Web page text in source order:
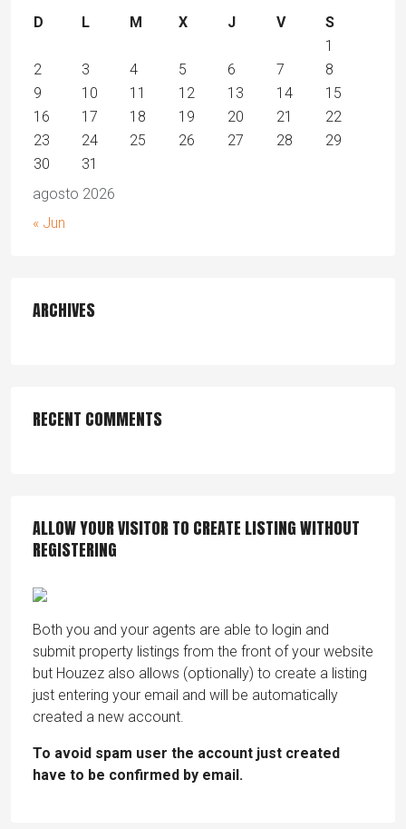
agosto 2026
D L M X J V
S
1
2
3 4 5 6 7
8
9
10 11 12 13 14
15
16
17 18 19 20 21
22
23
24 25 26 27 28
29
30
31
« Jun
ARCHIVES
RECENT COMMENTS
ALLOW YOUR VISITOR TO CREATE LISTING WITHOUT
REGISTERING
Both you and your agents are able to login and
submit property listings from the front of your website
but Houzez also allows (optionally) to create a listing
just entering your email and will be automatically
created a new account.
To avoid spam user the account just created
have to be confirmed by email.